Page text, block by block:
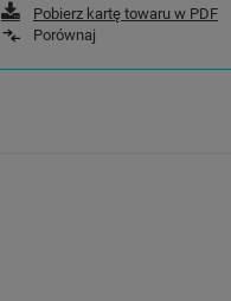
Pobierz kartę towaru w PDF
Porównaj